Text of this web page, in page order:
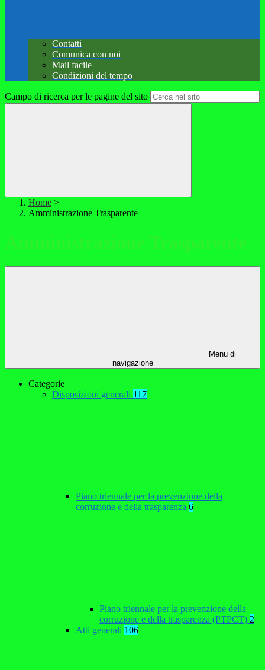
Contatti
Comunica con noi
Mail facile
Condizioni del tempo
Campo di ricerca per le pagine del sito
Home >
Amministrazione Trasparente
Amministrazione Trasparente
Menu di
navigazione
Categorie
Disposizioni generali 117
Piano triennale per la prevenzione della
corruzione e della trasparenza 6
Piano triennale per la prevenzione della
corruzione e della trasparenza (PTPCT) 2
Atti generali 106